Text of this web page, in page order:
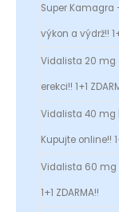
Super
výkon a výdrž!!
Vidalista 20 mg
erekci!! 1+1
Vidalista 40 mg
Kupujte online!!
Vidalista 60 mg
1+1 ZDARMA!!